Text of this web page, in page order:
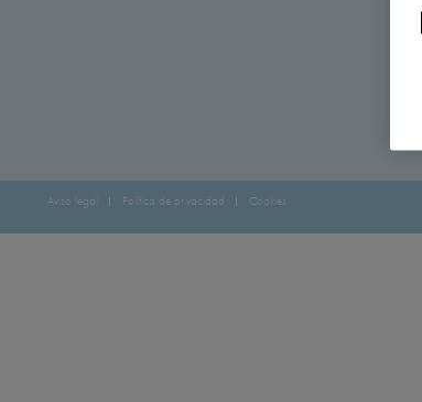
Aviso legal Política de privacidad Cookies